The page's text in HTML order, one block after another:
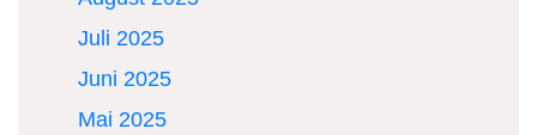
Juli 2025
Juni 2025
Mai 2025